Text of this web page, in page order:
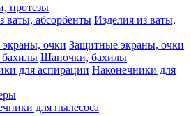
протезы
Изделия из ваты,
Защитные экраны, очки
Шапочки, бахилы
Наконечники для
для пылесоса